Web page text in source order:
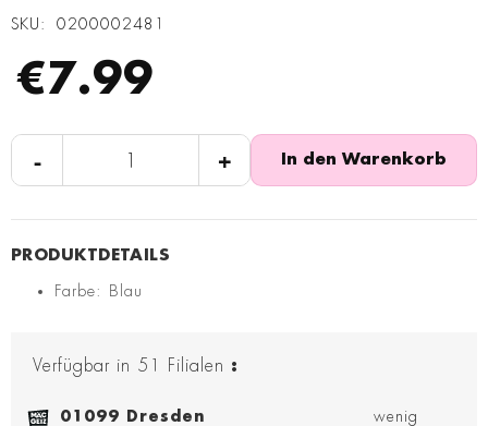
SKU 0200002481
€7.99
- + In den Warenkorb
Farbe: Blau
Verfügbar in 51 Filialen :
01099 Dresden
wenig
springen